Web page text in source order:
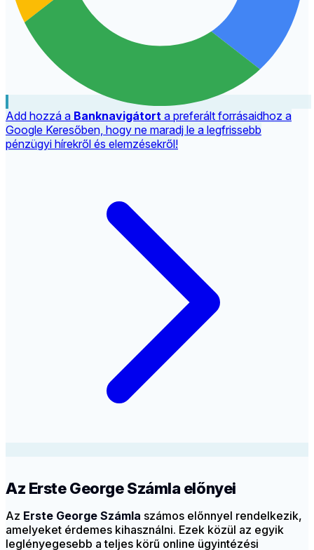
Add hozzá a Banknavigátort a preferált forrásaidhoz a
Google Keresőben, hogy ne maradj le a legfrissebb
pénzügyi hírekről és elemzésekről!
Az Erste George Számla előnyei
Az Erste George Számla számos előnnyel rendelkezik,
amelyeket érdemes kihasználni. Ezek közül az egyik
leglényegesebb a teljes körű online ügyintézési